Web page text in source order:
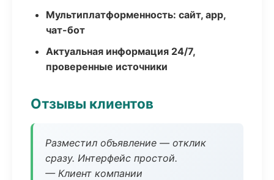
Мультиплатформенность: сайт, app,
чат-бот
Актуальная информация 24/7,
проверенные источники
Отзывы клиентов
Разместил объявление — отклик
сразу. Интерфейс простой.
— Клиент компании